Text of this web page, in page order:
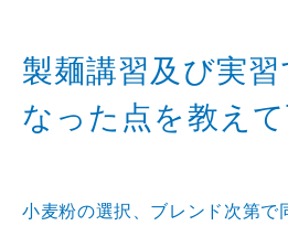
製麺講習及び実
なった点を教えて
小麦粉の選択、ブレンド次第で